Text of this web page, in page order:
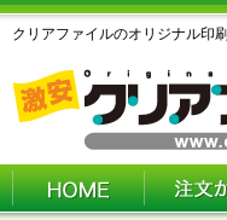
クリアファイルのオリジナル印